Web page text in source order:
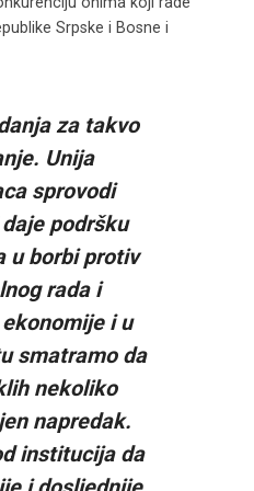
Srpske i Bosne i
za takvo
Unija
sprovodi
podršku
u borbi protiv
rada i
i u
smatramo da
nekoliko
napredak.
institucija da